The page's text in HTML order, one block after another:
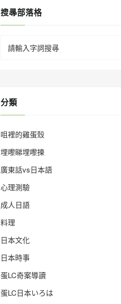
搜㝷部落格
for:
分類
咀裡的雞蛋殼
埋嚟睇埋嚟揀
廣東話vs日本語
心理測驗
成人日語
料理
日本文化
日本時事
蛋LC奇案導讀
蛋LC日本いろは